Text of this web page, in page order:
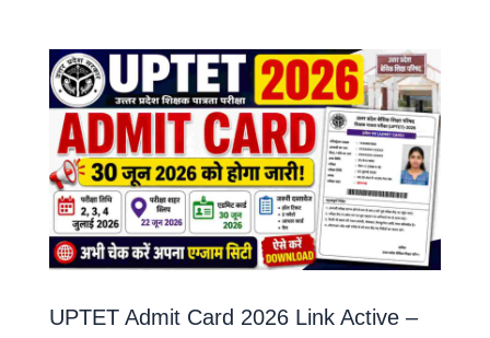
UPTET Admit Card 2026 Link Active –